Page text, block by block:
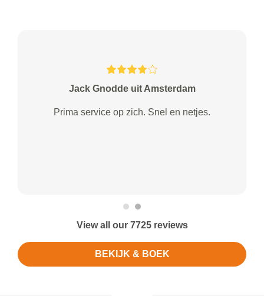
Jack Gnodde uit Amsterdam
Prima service op zich. Snel en netjes.
View all our 7725 reviews
BEKIJK & BOEK